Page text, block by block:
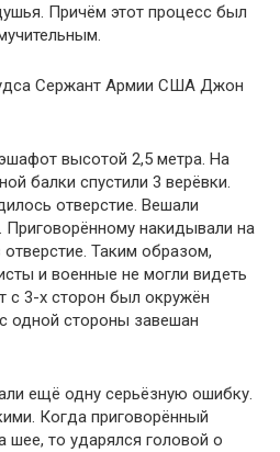
Причём этот процесс был
Сержант Армии США Джон
высотой 2,5 метра. На
балки спустили 3 верёвки.
отверстие. Вешали
Приговорённому накидывали на
Таким образом,
и военные не могли видеть
3-х сторон был окружён
одной стороны завешан
ещё одну серьёзную ошибку.
Когда приговорённый
шее, то ударялся головой о